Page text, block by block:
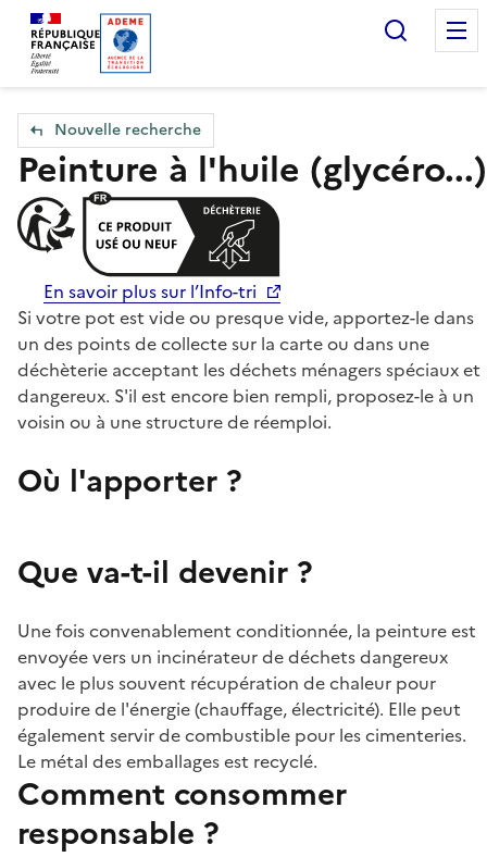
Accueil — Que Faire de mes objets & déchets
Nouvelle recherche
Peinture à l'huile (glycéro...)
En savoir plus sur l’Info-tri
Si votre pot est vide ou presque vide, apportez-le dans
un des points de collecte sur la carte ou dans une
déchèterie acceptant les déchets ménagers spéciaux et
dangereux. S'il est encore bien rempli, proposez-le à un
voisin ou à une structure de réemploi.
Où l'apporter ?
Que va-t-il devenir ?
Une fois convenablement conditionnée, la peinture est
envoyée vers un incinérateur de déchets dangereux
avec le plus souvent récupération de chaleur pour
produire de l'énergie (chauffage, électricité). Elle peut
également servir de combustible pour les cimenteries.
Le métal des emballages est recyclé.
Comment consommer
responsable ?